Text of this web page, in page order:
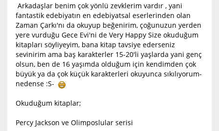
Arkadaşlar benim çok yönlü zevklerim vardır , yani
fantastik edebiyatın en edebiyatsal eserlerinden olan
Zaman Çarkı'nı da okuyup beğenirim, çoğunuzun yerden
yere vurduğu Gece Evi'ni de Very Happy Size okuduğum
kitapları söyliyeyim, bana kitap tavsiye ederseniz
sevinirim ama baş karakterler 15-20'li yaşlarda yani genç
olsun, ben de 16 yaşımda olduğum için kendimden çok
büyük ya da çok küçük karakterleri okuyunca sıkılıyorum-
nedense :S-
Okuduğum kitaplar;
Percy Jackson ve Olimposlular serisi